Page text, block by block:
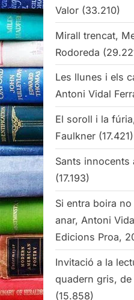
Valor (33.210)
Mirall trencat,
Rodoreda
Les llunes i els
Antoni Vidal
El soroll i la
Faulkner (17.421)
Sants innocents
(17.193)
Si entra boira
anar, Antoni
Edicions Proa,
Invitació a la
quadern gris, de
(15.858)